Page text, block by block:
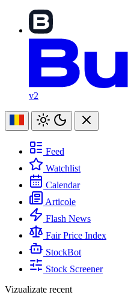
v2
Feed
Watchlist
Calendar
Articole
Flash News
Fair Price Index
StockBot
Stock Screener
Vizualizate recent